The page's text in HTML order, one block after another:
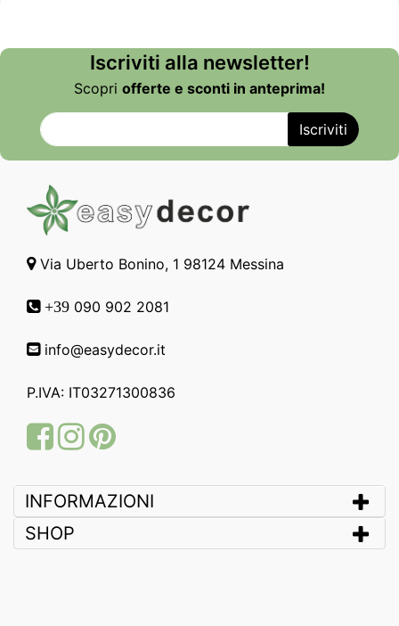
Iscriviti alla newsletter!
Scopri offerte e sconti in anteprima!
Via Uberto Bonino, 1 98124 Messina
+39 090 902 2081
info@easydecor.it
P.IVA: IT03271300836
FacebookInstagram
Pinterest
INFORMAZIONI
SHOP